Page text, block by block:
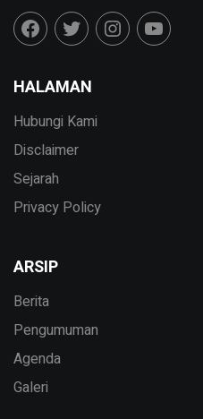
HALAMAN
Hubungi Kami
Disclaimer
Sejarah
Privacy Policy
ARSIP
Berita
Pengumuman
Agenda
Galeri